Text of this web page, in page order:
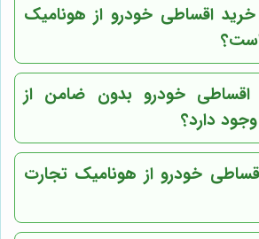
اقساطی خودرو از هونامیک
اقساطی خودرو بدون ضامن از
دارد؟
خودرو از هونامیک تجارت